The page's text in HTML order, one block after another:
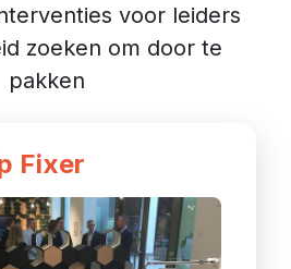
voor leiders
zoeken om door te
pakken
Fixer